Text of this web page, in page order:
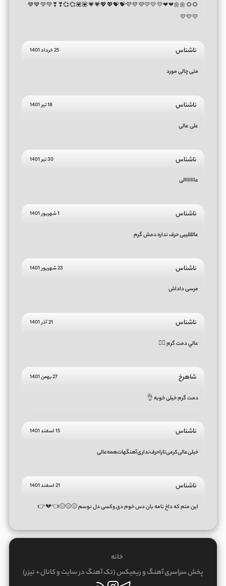
🌻🌻🌼🌼❤❤💛💛💛💜💜💜💝💝💖💖💗💗💟💟💞💞❣❣💚💚💙💙
💛💛💛
ناشناس 25 خرداد 1401
متی چالی مورد
ناشناس 18 تیر 1401
علی عالی
ناشناس 30 تیر 1401
عااااااالی
ناشناس 1 شهریور 1401
عاللللییی حرف نداره دمش گرم
ناشناس 23 شهریور 1401
مرسی داداش
ناشناس 21 آذر 1401
عالي دمت گرم 👌🏻
شاهرخ 27 بهمن 1401
دمت گرم خیلی خوبه 👌
ناشناس 15 اسفند 1401
خیلی‌عالی‌کرمی‌تاراحرف‌نداری‌آهنگهات‌همه‌عالی
ناشناس 21 اسفند 1401
این منم که داخ نامه بان دس خوم دی وکسی دل نوسم 😐😐😔👈💔👉
خانه
پخش سراسری آهنگ و ریمیکس (تک آهنگ در سایت و کانال + تیزر)